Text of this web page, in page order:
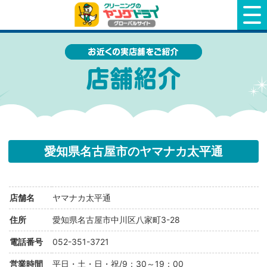
クリーニングのヤングドライ
愛知県名古屋市のヤマナカ太平通
店舗名 ヤマナカ太平通
住所 愛知県名古屋市中川区八家町3-28
電話番号 052-351-3721
営業時間 平日・土・日・祝/9：30～19：00